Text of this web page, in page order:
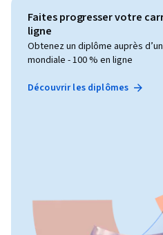
Faites progresser votre
ligne
Obtenez un diplôme auprès
mondiale - 100 % en ligne
Découvrir les diplômes